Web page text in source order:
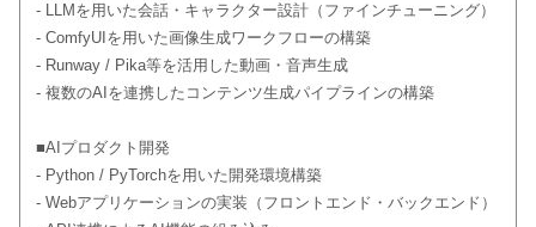
- LLMを用いた会話・キャラクター設計（ファインチューニング）
- ComfyUIを用いた画像生成ワークフローの構築
- Runway / Pika等を活用した動画・音声生成
- 複数のAIを連携したコンテンツ生成パイプラインの構築
■AIプロダクト開発
- Python / PyTorchを用いた開発環境構築
- Webアプリケーションの実装（フロントエンド・バックエンド）